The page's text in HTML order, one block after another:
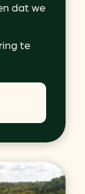
dat we
te